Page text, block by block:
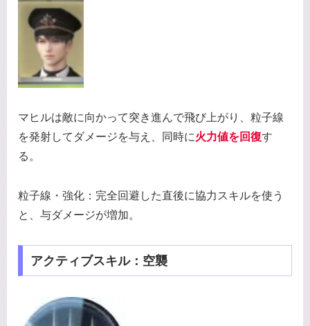
マヒルは敵に向かって突き進んで飛び上がり、粒子線
を発射してダメージを与え、同時に火力値を回復す
る。
粒子線・強化：完全回避した直後に協力スキルを使う
と、与ダメージが増加。
アクティブスキル：空襲